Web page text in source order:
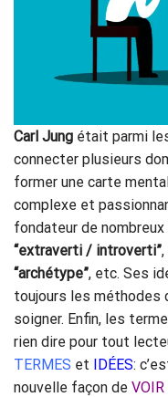
Carl Jung était parmi
connecter plusieurs
former une carte
complexe et
fondateur de
“extraverti / introverti”,
“archétype”, etc. Ses
toujours les méthodes
soigner. Enfin, les
rien dire pour tout
TERMES et IDÉES:
nouvelle façon de VOIR